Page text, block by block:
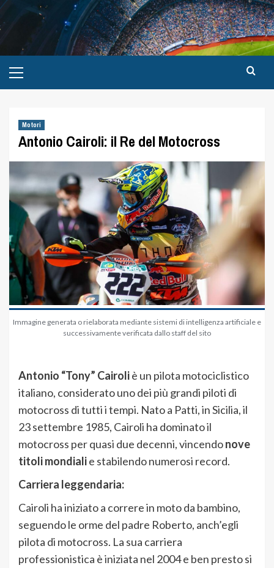
Motori
Antonio Cairoli: il Re del Motocross
Immagine generata o rielaborata mediante sistemi di intelligenza artificiale e
successivamente verificata dallo staff del sito
Antonio “Tony” Cairoliè un pilota motociclistico
italiano, considerato uno dei più grandi piloti di
motocross di tutti i tempi. Nato a Patti, in Sicilia, il
23 settembre 1985, Cairoli ha dominato il
motocross per quasi due decenni, vincendonove
titoli mondialie stabilendo numerosi record.
Carriera leggendaria:
Cairoli ha iniziato a correre in moto da bambino,
seguendo le orme del padre Roberto, anch’egli
pilota di motocross. La sua carriera
professionistica è iniziata nel 2004 e ben presto si